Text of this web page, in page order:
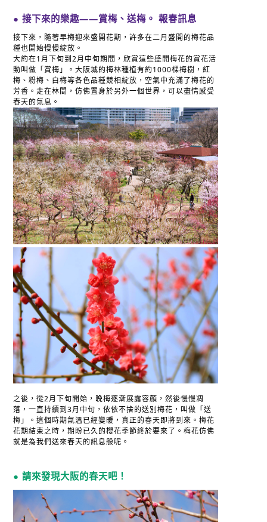
● 接下來的樂趣——賞梅、送梅。 報春訊息
接下來，隨著早梅迎來盛開花期，許多在二月盛開的梅花品
種也開始慢慢綻放。
大約在1月下旬到2月中旬期間，欣賞這些盛開梅花的賞花活
動叫做「賞梅」。大阪城的梅林種植有約1000棵梅樹，紅
梅、粉梅、白梅等各色品種競相綻放，空氣中充滿了梅花的
芳香。走在林間，仿佛置身於另外一個世界，可以盡情感受
春天的氣息。
之後，從2月下旬開始，晚梅逐漸展露容顏，然後慢慢凋
落，一直持續到3月中旬，依依不捨的送別梅花，叫做「送
梅」。這個時期氣溫已經變暖，真正的春天即將到來。梅花
花期結束之時，期盼已久的櫻花季節終於要來了。梅花仿佛
就是為我們送來春天的訊息般呢。
● 請來發現大阪的春天吧！